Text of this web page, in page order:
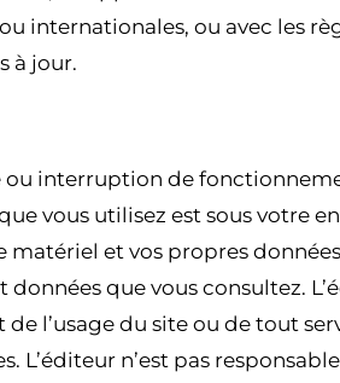
internationales, ou avec les
à jour.
ou interruption de
vous utilisez est sous votre
matériel et vos propres données
que vous consultez.
l’usage du site ou de tout
L’éditeur n’est pas